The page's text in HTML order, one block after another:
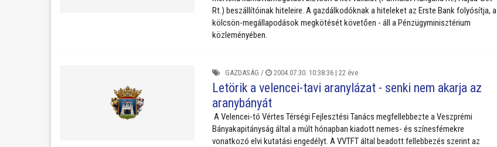
Rt.) beszállítóinak hiteleire. A gazdálkodóknak a hiteleket az Erste Bank folyósítja, a
kölcsön-megállapodások megkötését követően - áll a Pénzügyminisztérium
közleményében.
GAZDASÁG / 2004.07.30. 10:38:36 | 22 éve
Letörik a velencei-tavi aranylázat - senki nem akarja az
aranybányát
A Velencei-tó Vértes Térségi Fejlesztési Tanács megfellebbezte a Veszprémi
Bányakapitányság által a múlt hónapban kiadott nemes- és színesfémekre
vonatkozó elvi kutatási engedélyt. A VVTFT által beadott fellebbezés szerint az